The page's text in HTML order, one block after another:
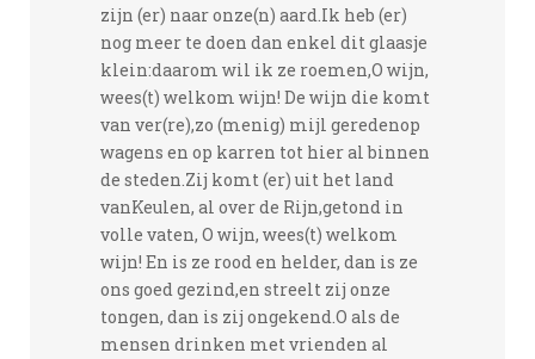
zijn (er) naar onze(n) aard.Ik heb (er)
nog meer te doen dan enkel dit glaasje
klein:daarom wil ik ze roemen,O wijn,
wees(t) welkom wijn! De wijn die komt
van ver(re),zo (menig) mijl geredenop
wagens en op karren tot hier al binnen
de steden.Zij komt (er) uit het land
vanKeulen, al over de Rijn,getond in
volle vaten, O wijn, wees(t) welkom
wijn! En is ze rood en helder, dan is ze
ons goed gezind,en streelt zij onze
tongen, dan is zij ongekend.O als de
mensen drinken met vrienden al